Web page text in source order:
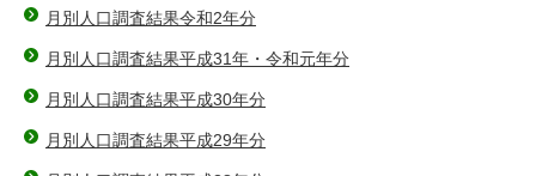
月別人口調査結果令和2年分
月別人口調査結果平成31年・令和元年分
月別人口調査結果平成30年分
月別人口調査結果平成29年分